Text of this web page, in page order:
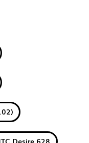
Desire 628